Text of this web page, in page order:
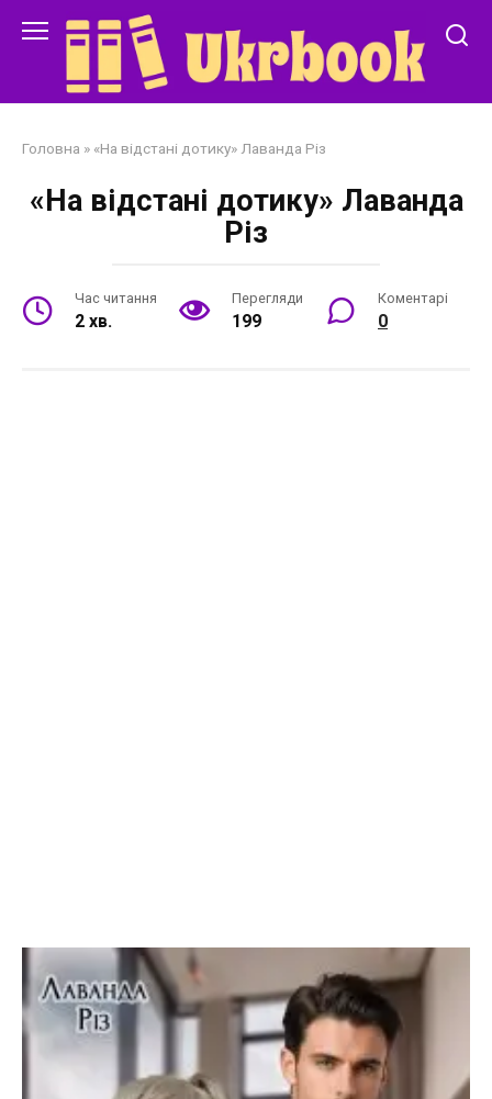
Головна » «На відстані дотику» Лаванда Різ
«На відстані дотику» Лаванда
Різ
Час читання
2 хв.
Перегляди
199
Коментарі
0